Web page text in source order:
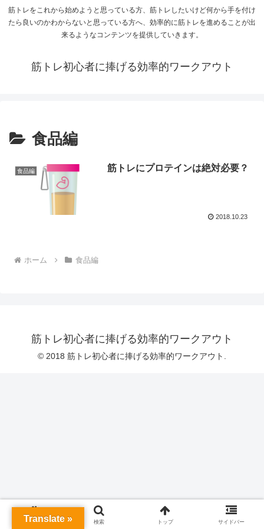
筋トレをこれから始めようと思っている方、筋トレしたいけど何から手を付け
たら良いのかわからないと思っている方へ、効率的に筋トレを進めることが出
来るようなコンテンツを提供していきます。
筋トレ初心者に捧げる効率的ワークアウト
食品編
食品編 筋トレにプロテインは絶対必要？
2018.10.23
ホーム 食品編
筋トレ初心者に捧げる効率的ワークアウト
© 2018 筋トレ初心者に捧げる効率的ワークアウト.
ホーム 検索 トップ サイドバー
Translate »